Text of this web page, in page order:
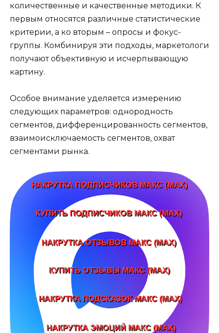
количественные и качественные методики. К
первым относятся различные статистические
критерии, а ко вторым – опросы и фокус-
группы. Комбинируя эти подходы, маркетологи
получают объективную и исчерпывающую
картину.
Особое внимание уделяется измерению
следующих параметров: однородность
сегментов, дифференцированность сегментов,
взаимоисключаемость сегментов, охват
сегментами рынка.